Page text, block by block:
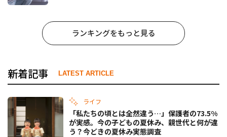
ランキングをもっと見る
新着記事 LATEST ARTICLE
ライフ
「私たちの頃とは全然違う…」保護者の73.5%
が実感。今の子どもの夏休み、親世代と何が違
う？今どきの夏休み実態調査